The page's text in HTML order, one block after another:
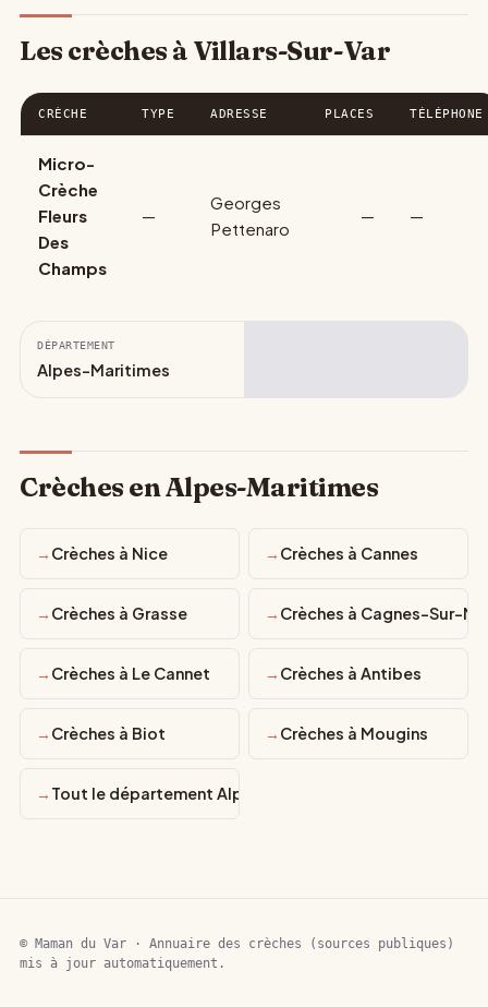
Les crèches à Villars-Sur-Var
CRÈCHE TYPE ADRESSE PLACES TÉLÉPHONE
Micro-
Crèche
Fleurs
Des
Champs
—
Georges
Pettenaro
— —
DÉPARTEMENT
Alpes-Maritimes
Crèches en Alpes-Maritimes
Crèches à Nice Crèches à Cannes
Crèches à Grasse Crèches à Cagnes-Sur-
Crèches à Le Cannet Crèches à Antibes
Crèches à Biot Crèches à Mougins
Tout le département Alpes-Maritimes
© Maman du Var · Annuaire des crèches (sources publiques)
mis à jour automatiquement.